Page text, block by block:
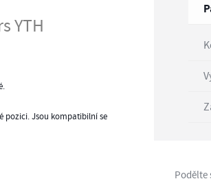
YTH
pozici. Jsou kompatibilní se
Podělte